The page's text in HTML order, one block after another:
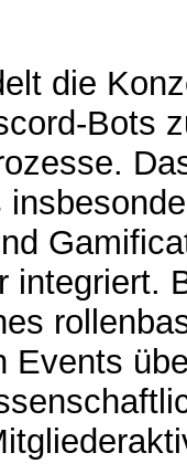
die
Bots
integriert.
Events